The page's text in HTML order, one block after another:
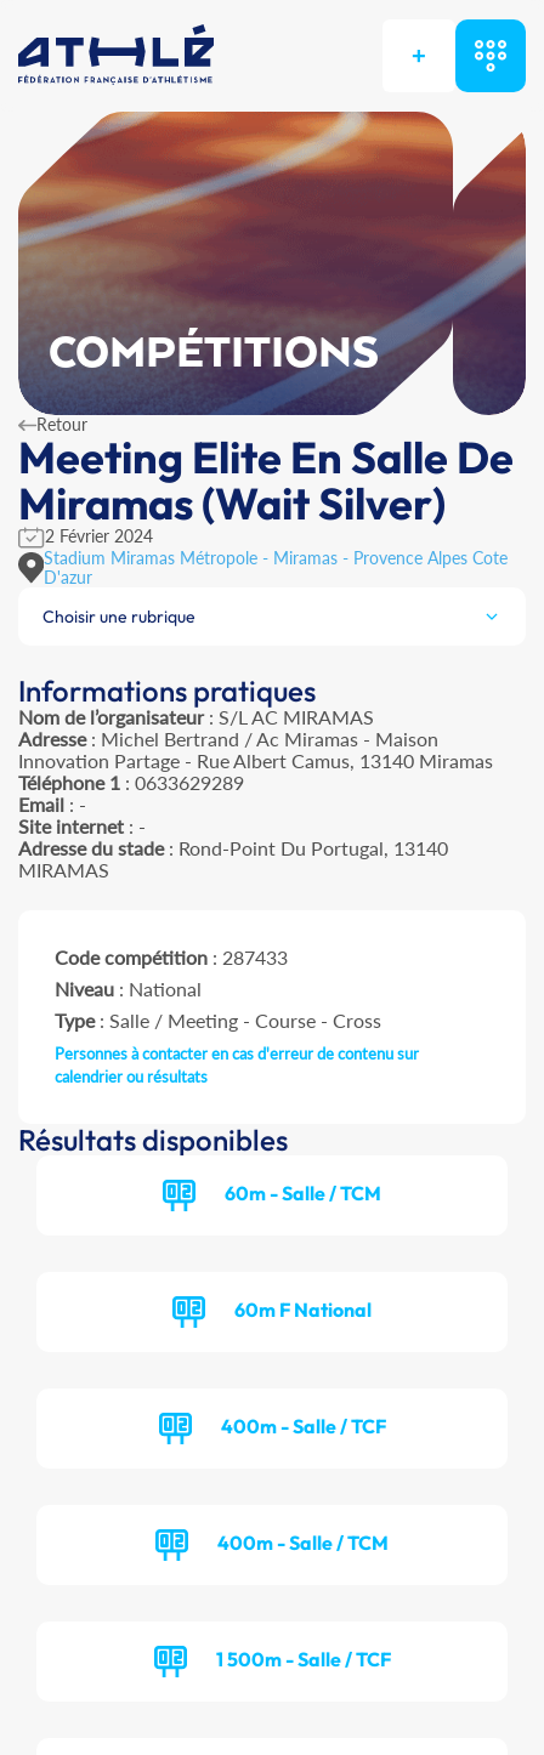
+
COMPÉTITIONS
Retour
Meeting Elite En Salle De
Miramas (Wait Silver)
2 Février 2024
Stadium Miramas Métropole - Miramas - Provence Alpes Cote
D'azur
Choisir une rubrique
Informations pratiques
Nom de l’organisateur: S/L AC MIRAMAS
Adresse: Michel Bertrand / Ac Miramas - Maison
Innovation Partage - Rue Albert Camus, 13140 Miramas
Téléphone 1 : 0633629289
Email : -
Site internet : -
Adresse du stade: Rond-Point Du Portugal, 13140
MIRAMAS
Code compétition : 287433
Niveau : National
Type: Salle / Meeting - Course - Cross
Personnes à contacter en cas d'erreur de contenu sur
calendrier ou résultats
Résultats disponibles
60m - Salle / TCM
60m F National
400m - Salle / TCF
400m - Salle / TCM
1 500m - Salle / TCF